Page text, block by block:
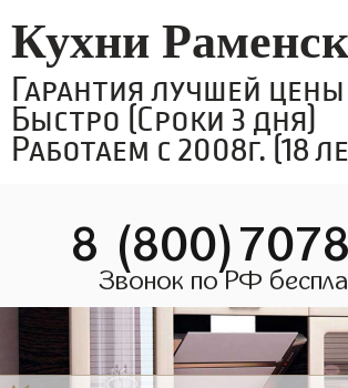
Кухни
Гарантия лучшей цены
Быстро (Сроки 3 дня)
Работаем с 2008г. (18
8
Звонок по РФ